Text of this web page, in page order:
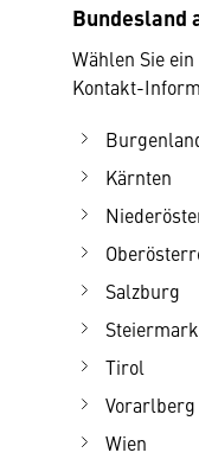
Bundesland
Wählen Sie
Kontakt-
Kärnten
Salzburg
Steiermark
Tirol
Vorarlberg
Wien